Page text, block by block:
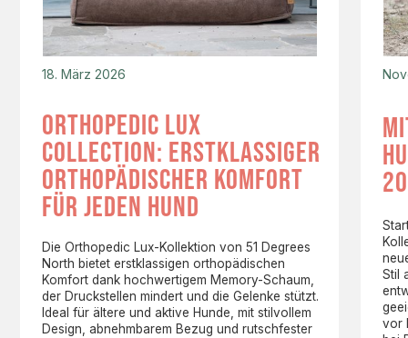
18. März 2026
orthopedic lux
collection: erstklassiger
orthopädischer komfort
für jeden hund
Die Orthopedic Lux-Kollektion von 51 Degrees
North bietet erstklassigen orthopädischen
Komfort dank hochwertigem Memory-Schaum,
der Druckstellen mindert und die Gelenke stützt.
Ideal für ältere und aktive Hunde, mit stilvollem
Design, abnehmbarem Bezug und rutschfester
Stil
vor